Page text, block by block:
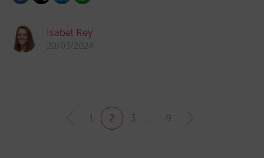
Isabel Rey
20/03/2024
1 2 3 9